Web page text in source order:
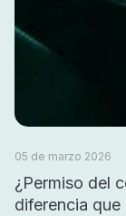
05 de marzo 2026
¿Permiso del
diferencia